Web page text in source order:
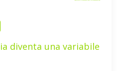
diventa una variabile